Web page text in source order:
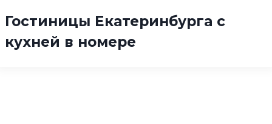
Гостиницы Екатеринбурга с
кухней в номере